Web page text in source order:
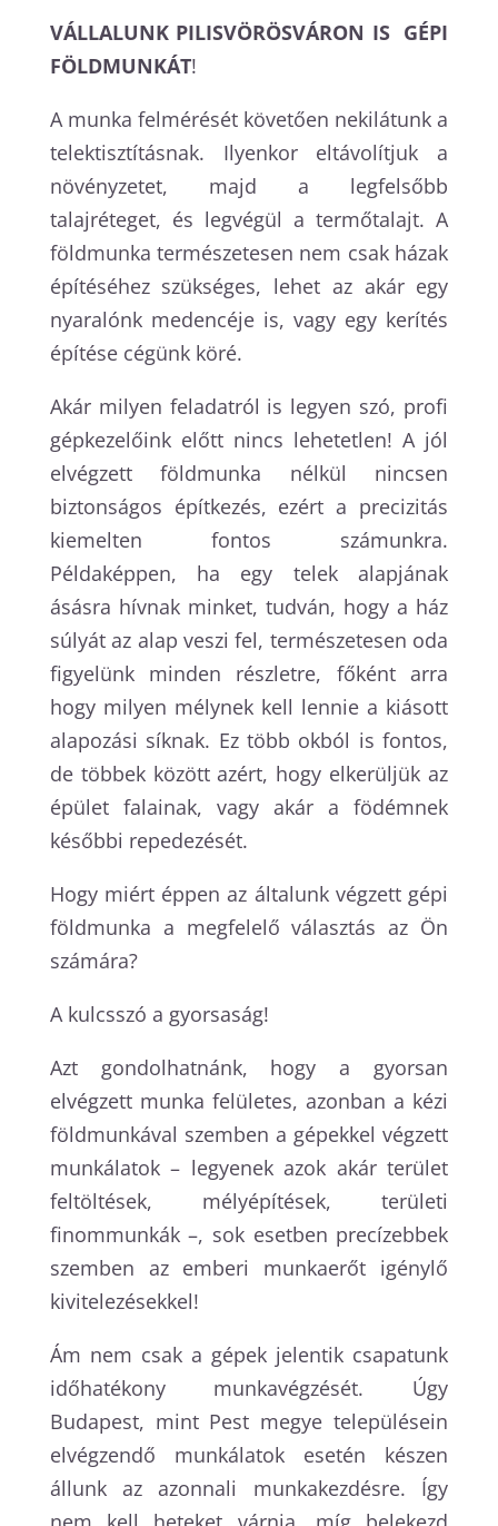
VÁLLALUNK PILISVÖRÖSVÁRON IS GÉPI
FÖLDMUNKÁT!
A munka felmérését követően nekilátunk a
telektisztításnak. Ilyenkor eltávolítjuk a
növényzetet, majd a legfelsőbb
talajréteget, és legvégül a termőtalajt. A
földmunka természetesen nem csak házak
építéséhez szükséges, lehet az akár egy
nyaralónk medencéje is, vagy egy kerítés
építése cégünk köré.
Akár milyen feladatról is legyen szó, profi
gépkezelőink előtt nincs lehetetlen! A jól
elvégzett földmunka nélkül nincsen
biztonságos építkezés, ezért a precizitás
kiemelten fontos számunkra.
Példaképpen, ha egy telek alapjának
ásásra hívnak minket, tudván, hogy a ház
súlyát az alap veszi fel, természetesen oda
figyelünk minden részletre, főként arra
hogy milyen mélynek kell lennie a kiásott
alapozási síknak. Ez több okból is fontos,
de többek között azért, hogy elkerüljük az
épület falainak, vagy akár a födémnek
későbbi repedezését.
Hogy miért éppen az általunk végzett gépi
földmunka a megfelelő választás az Ön
számára?
A kulcsszó a gyorsaság!
Azt gondolhatnánk, hogy a gyorsan
elvégzett munka felületes, azonban a kézi
földmunkával szemben a gépekkel végzett
munkálatok – legyenek azok akár terület
feltöltések, mélyépítések, területi
finommunkák –, sok esetben precízebbek
szemben az emberi munkaerőt igénylő
kivitelezésekkel!
Ám nem csak a gépek jelentik csapatunk
időhatékony munkavégzését. Úgy
Budapest, mint Pest megye településein
elvégzendő munkálatok esetén készen
állunk az azonnali munkakezdésre. Így